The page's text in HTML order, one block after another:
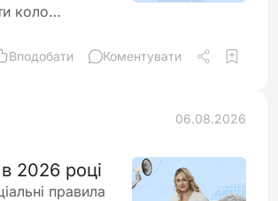
коло
оплати
Вподобати Коментувати
06.08.2026
2026 році
правила